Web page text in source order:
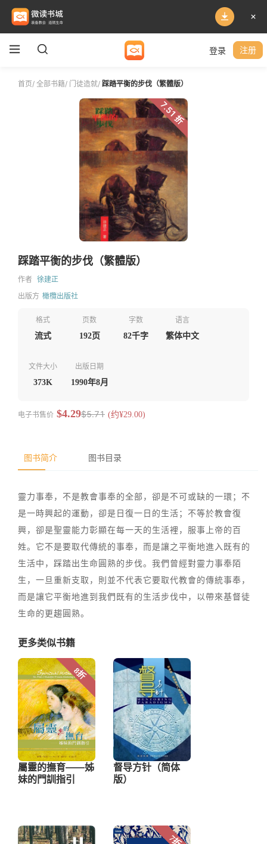
登录 注册
首页/ 全部书籍/ 门徒造就/ 踩踏平衡的步伐（繁體版）
7.51 折
踩踏平衡的步伐（繁體版）
作者 徐建正
出版方 橄欖出版社
格式
流式
页数
192页
字数
82千字
语言
繁体中文
文件大小
373K
出版日期
1990年8月
电子书售价 $4.29$5.71 (约¥29.00)
图书简介 图书目录
靈力事奉，不是教會事奉的全部，卻是不可或缺的一環；不
是一時興起的運動，卻是日復一日的生活；不等於教會復
興，卻是聖靈能力彰顯在每一天的生活裡，服事上帝的百
姓。它不是要取代傳統的事奉，而是讓之平衡地進入既有的
生活中，踩踏出生命圓熟的步伐。我們曾經對靈力事奉陌
生，一旦重新支取，則並不代表它要取代教會的傳統事奉，
而是讓它平衡地進到我們既有的生活步伐中，以帶來基督徒
生命的更趨圓熟。
更多类似书籍